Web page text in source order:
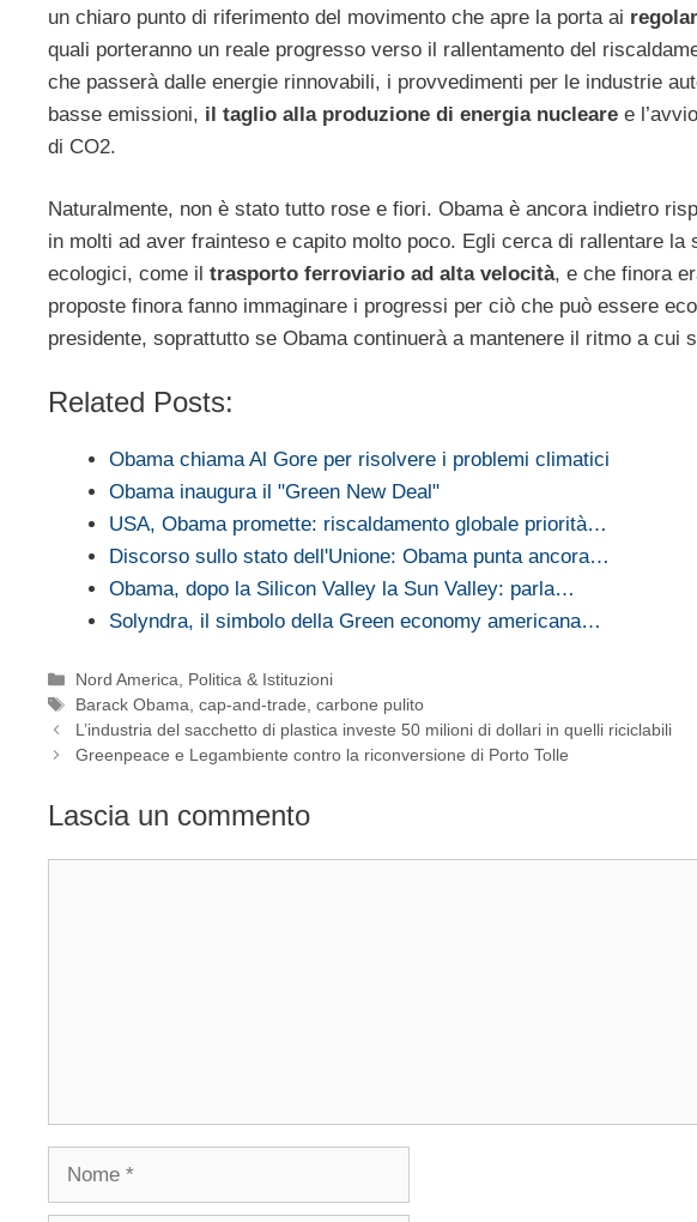
un chiaro punto di riferimento del movimento che apre la porta ai
quali porteranno un reale progresso verso il rallentamento del
che passerà dalle energie rinnovabili, i provvedimenti per le industrie
basse emissioni, il taglio alla produzione di energia nucleare e
di CO2.
Naturalmente, non è stato tutto rose e fiori. Obama è ancora indietro
in molti ad aver frainteso e capito molto poco. Egli cerca di rallentare
ecologici, come il trasporto ferroviario ad alta velocità, e che finora
proposte finora fanno immaginare i progressi per ciò che può essere
presidente, soprattutto se Obama continuerà a mantenere il ritmo a cui
Related Posts:
Obama chiama Al Gore per risolvere i problemi climatici
Obama inaugura il "Green New Deal"
USA, Obama promette: riscaldamento globale priorità…
Discorso sullo stato dell'Unione: Obama punta ancora…
Obama, dopo la Silicon Valley la Sun Valley: parla…
Solyndra, il simbolo della Green economy americana…
Categorie
Nord America, Politica & Istituzioni
Tag
Barack Obama,cap-and-trade,carbone pulito
L’industria del sacchetto di plastica investe 50 milioni di dollari in quelli riciclabili
Greenpeace e Legambiente contro la riconversione di Porto Tolle
Lascia un commento